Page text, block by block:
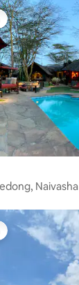
Naivasha